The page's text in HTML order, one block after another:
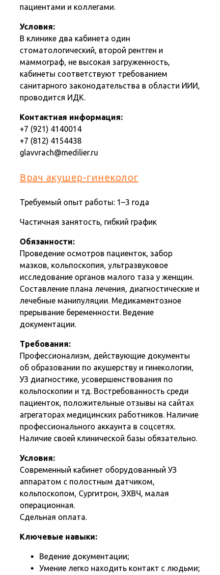
пациентами и коллегами.
Условия:
В клинике два кабинета один
стоматологический, второй рентген и
маммограф, не высокая загруженность,
кабинеты соответствуют требованием
санитарного законодательства в области ИИИ,
проводится ИДК.
Контактная информация:
+7 (921) 4140014
+7 (812) 4154438
glavvrach@medilier.ru
Врач акушер-гинеколог
Требуемый опыт работы: 1–3 года
Частичная занятость, гибкий график
Обязанности:
Проведение осмотров пациенток, забор
мазков, кольпоскопия, ультразвуковое
исследование органов малого таза у женщин.
Составление плана лечения, диагностические и
лечебные манипуляции. Медикаментозное
прерывание беременности. Ведение
документации.
Требования:
Профессионализм, действующие документы
об образовании по акушерству и гинекологии,
УЗ диагностике, усовершенствования по
кольпоскопии и тд. Востребованность среди
пациенток, положительные отзывы на сайтах
агрегаторах медицинских работников. Наличие
профессионального аккаунта в соцсетях.
Наличие своей клинической базы обязательно.
Условия:
Современный кабинет оборудованный УЗ
аппаратом с полостным датчиком,
кольпоскопом, Сургитрон, ЭХВЧ, малая
операционная.
Сдельная оплата.
Ключевые навыки:
Ведение документации;
Умение легко находить контакт с людьми;